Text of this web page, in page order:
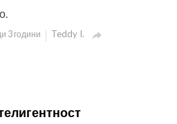
3 години Teddy I. 